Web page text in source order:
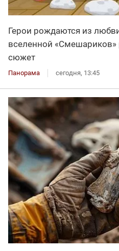
Герои рождаются из
вселенной «Смешариков»
сюжет
Панорама сегодня, 13:45